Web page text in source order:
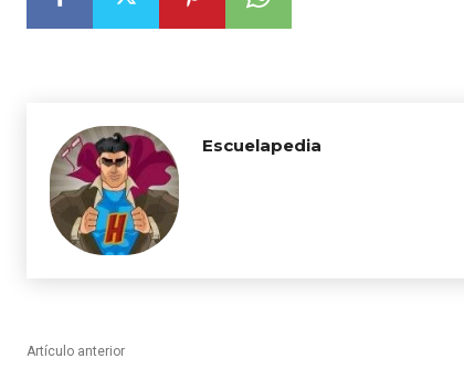
Escuelapedia
Artículo anterior